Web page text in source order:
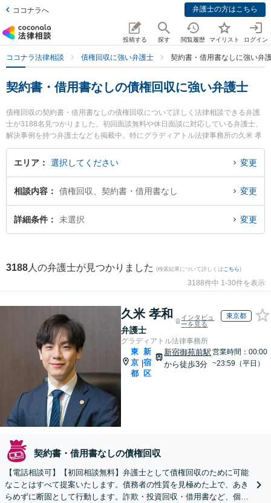
ココナラへ 弁護士の方はこちら
投稿する 探す 閲覧履歴 マイリスト ログイン
ココナラ法律相談 債権回収に強い弁護士 契約書・借用書なしに強い弁
契約書・借用書なしの債権回収に強い弁護士
債権回収の契約書・借用書なしの債権回収について詳しく法律相談できる弁護
士が3188名見つかりました。初回面談無料や休日面談に対応している弁護士、
解決事例を持つ弁護士なども掲載中。特にグラディアトル法律事務所の久米 孝
和弁護士や日の出総合法律事務所の下村 訓弘弁護士、菊川明法律事務所の森本
健一弁護士のプロフィール情報や弁護士費用、強みなどが注目されています。
東京や大阪、名古屋といった大都市圏の弁護士から福岡、札幌、仙台といった
ご利用ください。『東京都内で土日や夜間に発生した契約書・借用書なしの債
権回収のトラブルを今すぐに弁護士に相談したい』『契約書・借用書なしの債
権回収のトラブル解決の実績豊富な大阪の弁護士を検索したい』『初回相談無
エリア 選択してください 変更
相談内容 債権回収、契約書・借用書なし 変更
詳細条件 未選択 変更
3188 人の弁護士が見つかりました (検索結果について詳しくは こちら)
3188件中 1-30件を表示
久米 孝和
弁護士
インタビュ
ーを見る
東京都
グラディアトル法律事務所
東
京
都
|
新
宿
区
新宿御苑前駅
から徒歩3分
営業時間：00:00
~23:59（平日）
契約書・借用書なしの債権回収
【電話相談可】【初回相談無料】弁護士として債権回収のために可能
なことはすべて提案いたします。債務者の性質を見極めた上で、あき
らめずに断固として行動します。詐欺・投資回収・借用書など、個